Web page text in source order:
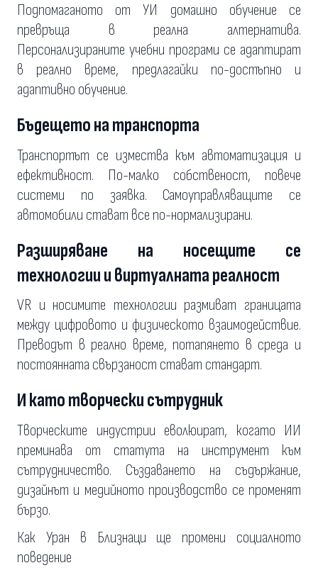
Подпомаганото от УИ домашно обучение се
превръща в реална алтернатива.
Персонализираните учебни програми се адаптират
в реално време, предлагайки по-достъпно и
адаптивно обучение.
Бъдещето на транспорта
Транспортът се измества към автоматизация и
ефективност. По-малко собственост, повече
системи по заявка. Самоуправляващите се
автомобили стават все по-нормализирани.
Разширяване на носещите се
технологии и виртуалната реалност
VR и носимите технологии размиват границата
между цифровото и физическото взаимодействие.
Преводът в реално време, потапянето в среда и
постоянната свързаност стават стандарт.
И като творчески сътрудник
Творческите индустрии еволюират, когато ИИ
преминава от статута на инструмент към
сътрудничество. Създаването на съдържание,
дизайнът и медийното производство се променят
бързо.
Как Уран в Близнаци ще промени социалното
поведение